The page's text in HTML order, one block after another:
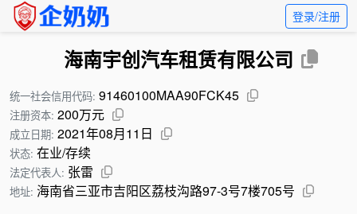
登录/注册
海南宇创汽车租赁有限公司
统一社会信用代码: 91460100MAA90FCK45
注册资本: 200万元
成立日期: 2021年08月11日
状态: 在业/存续
法定代表人: 张雷
地址: 海南省三亚市吉阳区荔枝沟路97-3号7楼705号